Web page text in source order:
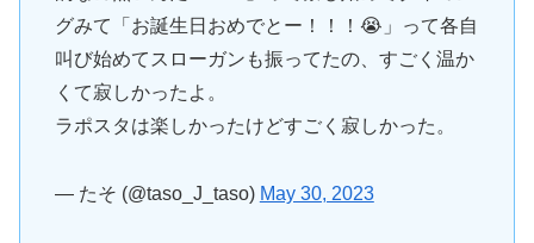
グみて「お誕生日おめでとー！！！😭」って各自
叫び始めてスローガンも振ってたの、すごく温か
くて寂しかったよ。
ラポスタは楽しかったけどすごく寂しかった。
— たそ (@taso_J_taso) May 30, 2023